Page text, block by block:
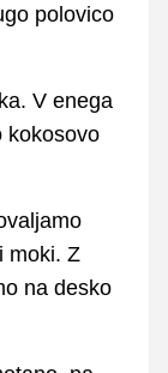
polovico
V enega
kokosovo
moki. Z
na desko